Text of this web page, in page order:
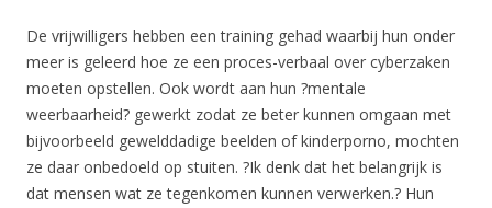
De vrijwilligers hebben een training gehad waarbij hun onder
meer is geleerd hoe ze een proces-verbaal over cyberzaken
moeten opstellen. Ook wordt aan hun ?mentale
weerbaarheid? gewerkt zodat ze beter kunnen omgaan met
bijvoorbeeld gewelddadige beelden of kinderporno, mochten
ze daar onbedoeld op stuiten. ?Ik denk dat het belangrijk is
dat mensen wat ze tegenkomen kunnen verwerken.? Hun